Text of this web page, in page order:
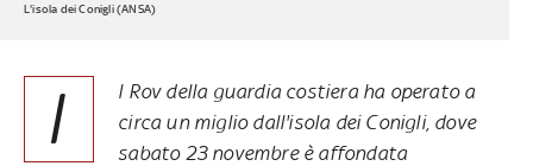
L'isola dei Conigli (ANSA)
I
l Rov della guardia costiera ha operato a
circa un miglio dall'isola dei Conigli, dove
sabato 23 novembre è affondata